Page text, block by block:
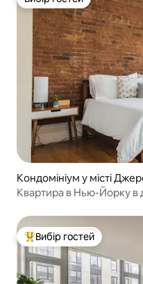
Вибір гостей
Кондомініум у місті
Квартира в Нью-Йорку в
Топ вибір гостей
Вибір гостей